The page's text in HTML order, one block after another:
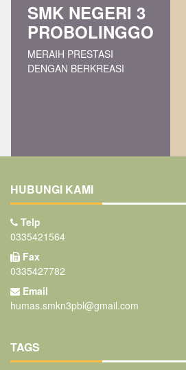
SMK NEGERI 3
PROBOLINGGO
MERAIH PRESTASI
DENGAN BERKREASI
HUBUNGI KAMI
Telp
0335421564
Fax
0335427782
Email
humas.smkn3pbl@gmail.com
TAGS